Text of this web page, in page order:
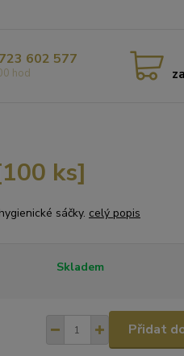
602 577
hod za
ks]
sáčky. celý popis
Skladem
Přidat